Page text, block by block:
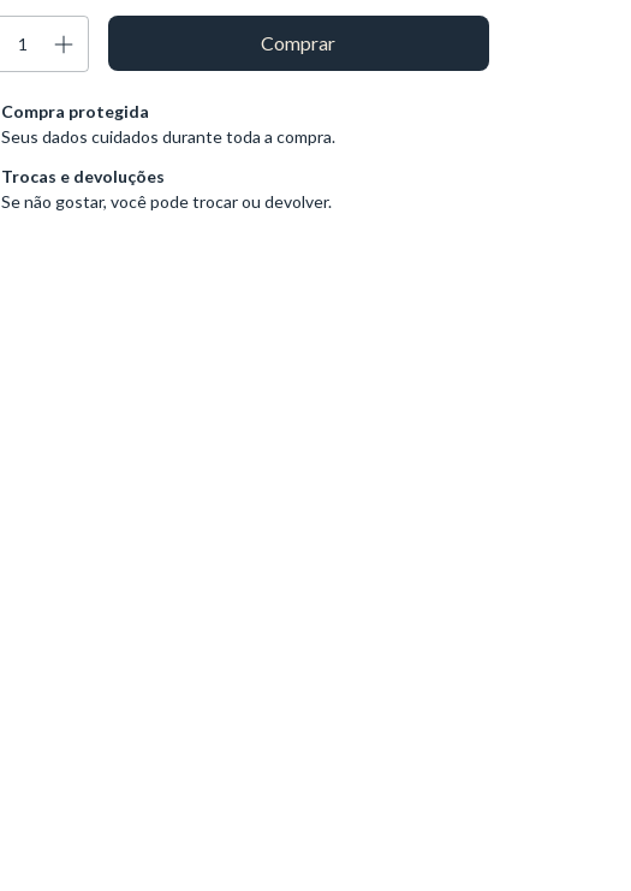
Compra protegida
Seus dados cuidados durante toda a compra.
Trocas e devoluções
Se não gostar, você pode trocar ou devolver.